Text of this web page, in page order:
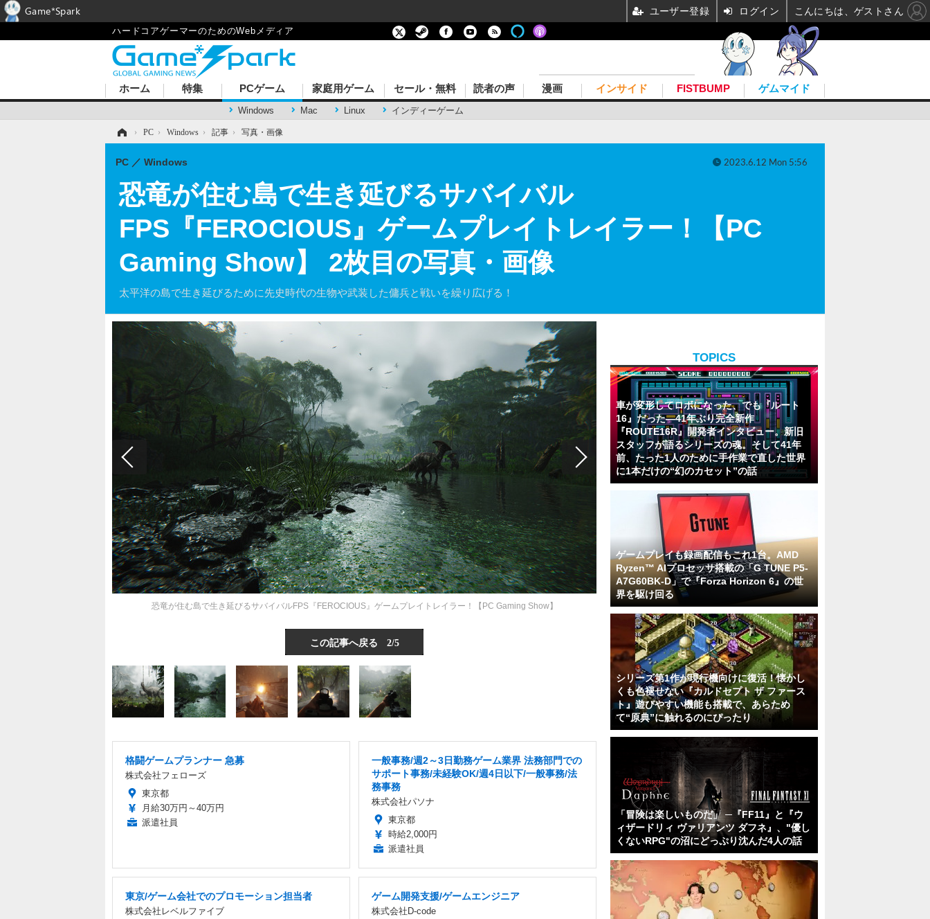
ハードコアゲーマーのためのWebメディア
ホーム 特集 PCゲーム
Windows Mac Linux インディーゲーム
家庭用ゲーム セール・無料 読者の声 漫画 インサイド FISTBUMP ゲムマイド
› PC › Windows › 記事 › 写真・画像
恐竜が住む島で生き延びるサバイバル
FPS『FEROCIOUS』ゲームプレイトレイラー！【PC
Gaming Show】 2枚目の写真・画像
太平洋の島で生き延びるために先史時代の生物や武装した傭兵と戦いを繰り広げる！
PC Windows 2023.6.12 Mon 5:56
恐竜が住む島で生き延びるサバイバルFPS『FEROCIOUS』ゲームプレイトレイラー！【PC Gaming Show】
この記事へ戻る 2/5
格闘ゲームプランナー 急募
株式会社フェローズ
東京都
月給30万円～40万円
派遣社員
一般事務/週2～3日勤務ゲーム業界 法務部門での
サポート事務/未経験OK/週4日以下/一般事務/法
務事務
株式会社パソナ
東京都
時給2,000円
派遣社員
東京/ゲーム会社でのプロモーション担当者
株式会社レベルファイブ
ゲーム開発支援/ゲームエンジニア
株式会社D-code
TOPICS
車が変形してロボになった、でも『ルート
16』だった―41年ぶり完全新作
『ROUTE16R』開発者インタビュー。新旧
スタッフが語るシリーズの魂。そして41年
前、たった1人のために手作業で直した世界
に1本だけの“幻のカセット”の話
ゲームプレイも録画配信もこれ1台。AMD
Ryzen™ AIプロセッサ搭載の「G TUNE P5-
A7G60BK-D」で『Forza Horizon 6』の世
界を駆け回る
シリーズ第1作が現行機向けに復活！懐かし
くも色褪せない『カルドセプト ザ ファース
ト』遊びやすい機能も搭載で、あらため
て“原典”に触れるのにぴったり
「冒険は楽しいものだ」 ─『FF11』と『ウ
ィザードリィ ヴァリアンツ ダフネ』、"優し
くないRPG"の沼にどっぷり沈んだ4人の話
Game*Spark ユーザー登録 ログイン こんにちは、ゲストさん